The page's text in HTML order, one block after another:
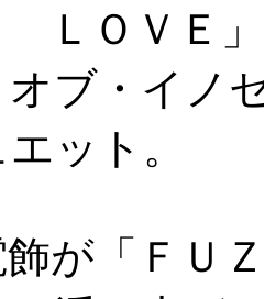
ＬＯＶＥ」
オブ・イノ
ット。
が「ＦＵ